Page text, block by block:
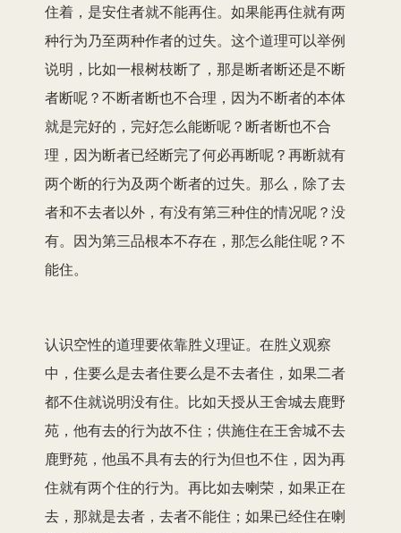
住着，是安住者就不能再住。如果能再住就有两
种行为乃至两种作者的过失。这个道理可以举例
说明，比如一根树枝断了，那是断者断还是不断
者断呢？不断者断也不合理，因为不断者的本体
就是完好的，完好怎么能断呢？断者断也不合
理，因为断者已经断完了何必再断呢？再断就有
两个断的行为及两个断者的过失。那么，除了去
者和不去者以外，有没有第三种住的情况呢？没
有。因为第三品根本不存在，那怎么能住呢？不
能住。
认识空性的道理要依靠胜义理证。在胜义观察
中，住要么是去者住要么是不去者住，如果二者
都不住就说明没有住。比如天授从王舍城去鹿野
苑，他有去的行为故不住；供施住在王舍城不去
鹿野苑，他虽不具有去的行为但也不住，因为再
住就有两个住的行为。再比如去喇荣，如果正在
去，那就是去者，去者不能住；如果已经住在喇